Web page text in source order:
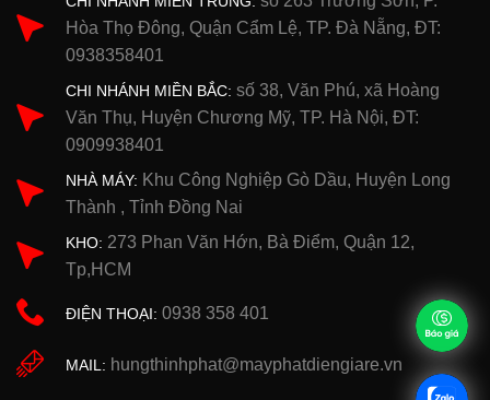
Hòa Thọ Đông, Quận Cẩm Lệ, TP. Đà Nẵng, ĐT:
0938358401
CHI NHÁNH MIỀN BẮC: số 38, Văn Phú, xã Hoàng
Văn Thụ, Huyện Chương Mỹ, TP. Hà Nội, ĐT:
0909938401
NHÀ MÁY: Khu Công Nghiệp Gò Dầu, Huyện Long
Thành , Tỉnh Đồng Nai
KHO: 273 Phan Văn Hớn, Bà Điểm, Quận 12,
Tp,HCM
ĐIỆN THOẠI: 0938 358 401
MAIL: hungthinhphat@mayphatdiengiare.vn